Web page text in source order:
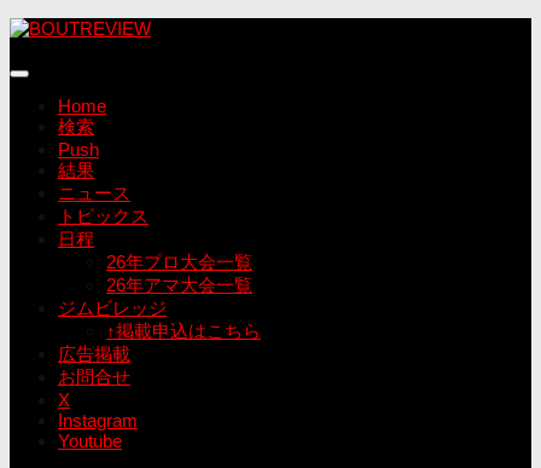
コ
テ
Home
検索
Push
結果
ニュース
トピックス
日程
26年プロ大会一覧
26年アマ大会一覧
ジムビレッジ
↑掲載申込はこちら
広告掲載
お問合せ
X
Instagram
Youtube